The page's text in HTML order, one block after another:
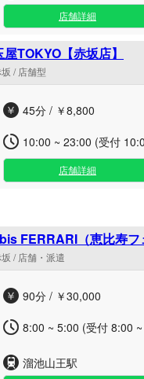
店舗詳細
屋TOKYO【赤坂店】
/ 店舗型
45分 / ￥8,800
10:00 ~ 23:00 (受付
店舗詳細
FERRARI（恵比寿
/ 店舗・派遣
90分 / ￥30,000
8:00 ~ 5:00 (受付 8:00
溜池山王駅